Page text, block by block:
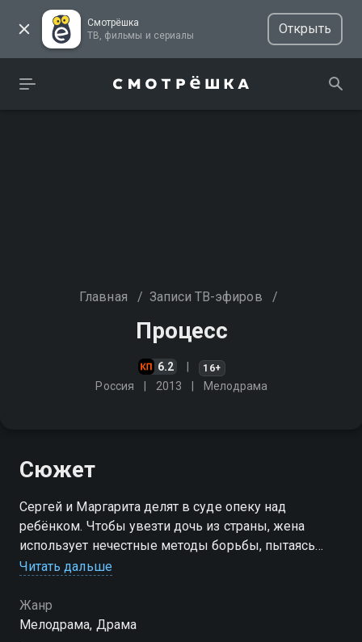
Смотрёшка
ТВ, фильмы и сериалы
Открыть
Главная / Записи ТВ-эфиров /
Процесс
6.2 16+
Россия 2013 Мелодрама
Сюжет
Сергей и Маргарита делят в суде опеку над
ребёнком. Чтобы увезти дочь из страны, жена
использует нечестные методы борьбы, пытаясь
лишить бывшего мужа родительских прав. Сергей
надежде на помощь…
Читать дальше
Жанр
Мелодрама, Драма